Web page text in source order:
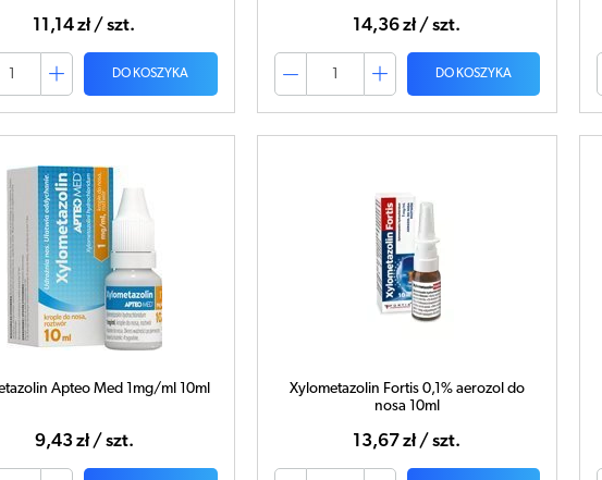
11,14 zł / szt.
DO KOSZYKA
14,36 zł / szt.
DO KOSZYKA
Apteo Med 1mg/ml 10ml
9,43 zł / szt.
Xylometazolin Fortis 0,1% aerozol do
nosa 10ml
13,67 zł / szt.